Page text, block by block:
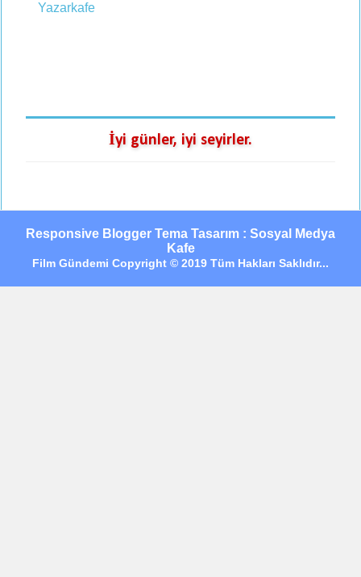
İyi günler, iyi seyirler.
Responsive Blogger Tema Tasarım : Sosyal Medya
Kafe
Film Gündemi Copyright © 2019 Tüm Hakları Saklıdır...